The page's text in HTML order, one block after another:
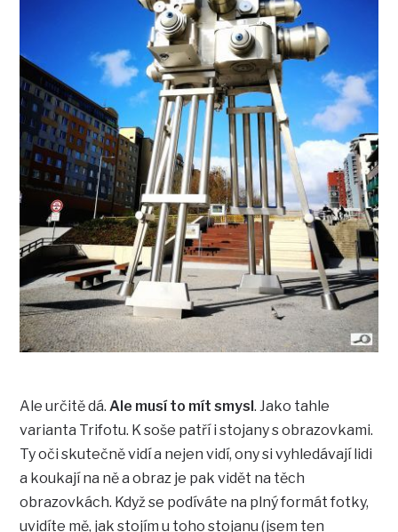
Ale určitě dá. Ale musí to mít smysl. Jako tahle
varianta Trifotu. K soše patří i stojany s obrazovkami.
Ty oči skutečně vidí a nejen vidí, ony si vyhledávají lidi
a koukají na ně a obraz je pak vidět na těch
obrazovkách. Když se podíváte na plný formát fotky,
uvidíte mě, jak stojím u toho stojanu (jsem ten